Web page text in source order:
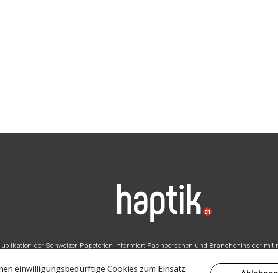
der Schweizer Papeterien informiert Fachpersonen und Brancheninsider mit